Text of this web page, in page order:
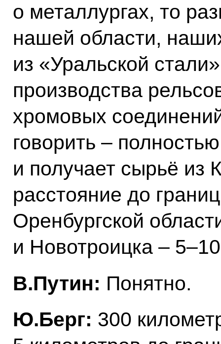
о металлургах, то
нашей области,
из «Уральской
производства
хромовых
говорить –
и получает сырьё из
расстояние до
Оренбургской
и Новотроицка –
В.Путин: Понятно.
Ю.Берг: 300